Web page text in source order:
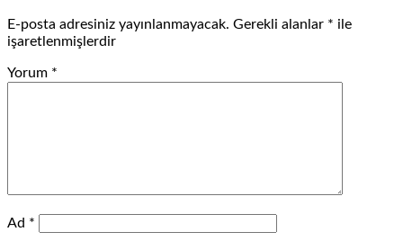
E-posta adresiniz yayınlanmayacak. Gerekli alanlar * ile
işaretlenmişlerdir
Yorum *
Ad *